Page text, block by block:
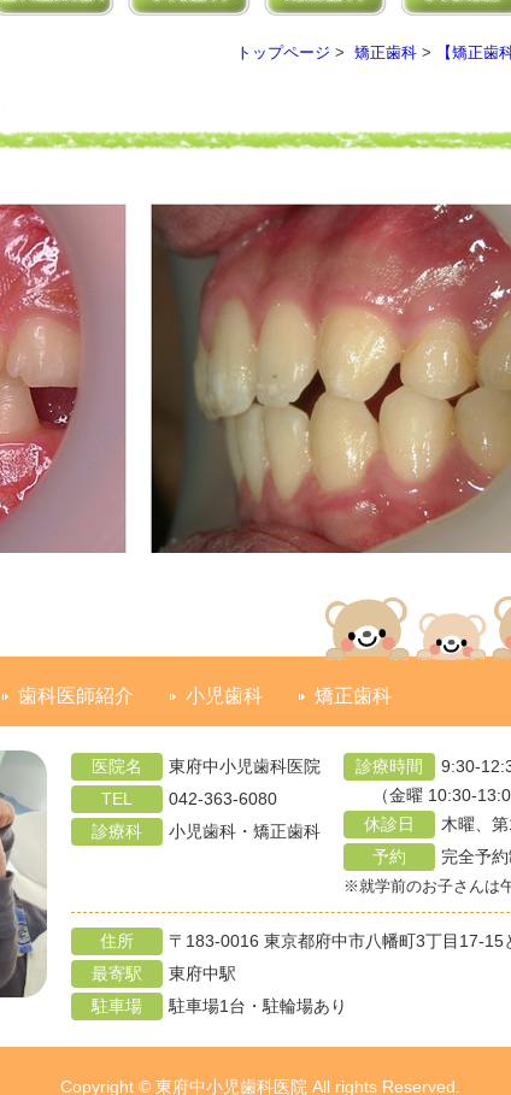
トップページ > 矯正歯科 > 【矯正歯
歯科医師紹介 小児歯科 矯正歯科
医院名
東府中小児歯科医院
TEL
042-363-6080
診療科
小児歯科・矯正歯科
診療時間
9:30-
（金曜 10:30-
休診日
木曜、
予約
完全予約
※就学前のお子さんは
住所
〒183-0016 東京都府中市八幡町3丁目17-15
最寄駅
東府中駅
駐車場
駐車場1台・駐輪場あり
Copyright © 東府中小児歯科医院 All rights Reserved.